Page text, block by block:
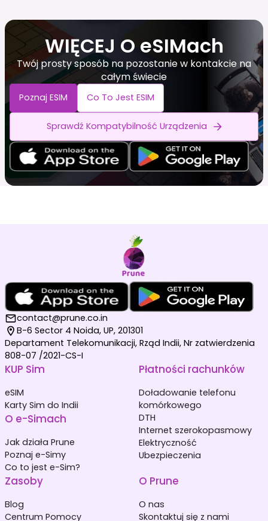
WIĘCEJ O eSIMach
Twój prosty sposób na pozostanie w kontakcie na
całym świecie
Poznaj ESIM Co To Jest ESIM
Sprawdź Kompatybilność Urządzenia
contact@prune.co.in
B-6 Sector 4 Noida, UP, 201301
Departament Telekomunikacji, Rząd Indii, Nr zatwierdzenia
808-07 /2021-CS-I
KUP Sim
eSIM
Karty Sim do Indii
O e-Simach
Jak działa Prune
Poznaj e-Simy
Co to jest e-Sim?
Płatności rachunków
Doładowanie telefonu
komórkowego
DTH
Internet szerokopasmowy
Elektryczność
Ubezpieczenia
Zasoby
Blog
Centrum Pomocy
O Prune
O nas
Skontaktuj się z nami